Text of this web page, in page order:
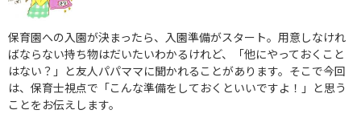
保育園への入園が決まったら、入園準備がスタート。用意しなけれ
ばならない持ち物はだいたいわかるけれど、「他にやっておくこと
はない？」と友人パパママに聞かれることがあります。そこで今回
は、保育士視点で「こんな準備をしておくといいですよ！」と思う
ことをお伝えします。